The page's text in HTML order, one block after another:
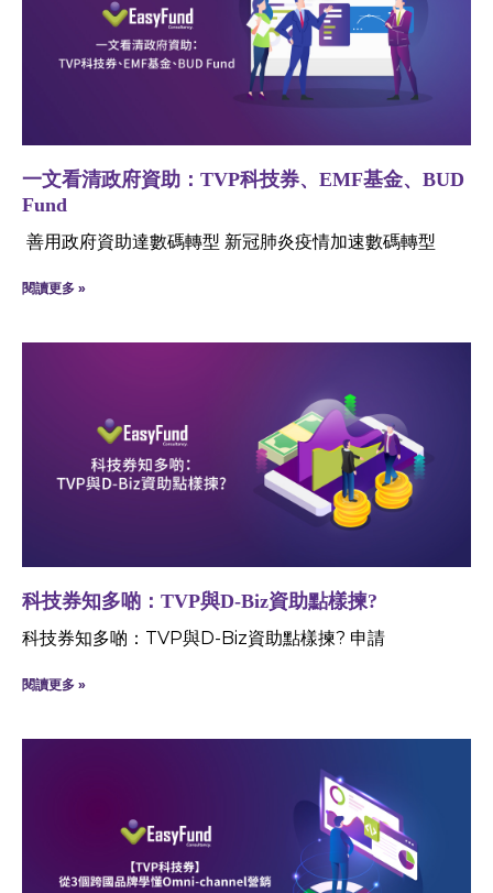
一文看清政府資助：TVP科技券、EMF基金、BUD
Fund
善用政府資助達數碼轉型 新冠肺炎疫情加速數碼轉型
閱讀更多 »
科技券知多啲：TVP與D-Biz資助點樣揀?
科技券知多啲：TVP與D-Biz資助點樣揀? 申請
閱讀更多 »